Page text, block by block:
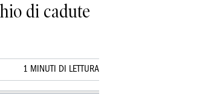
di cadute
1 MINUTI DI LETTURA